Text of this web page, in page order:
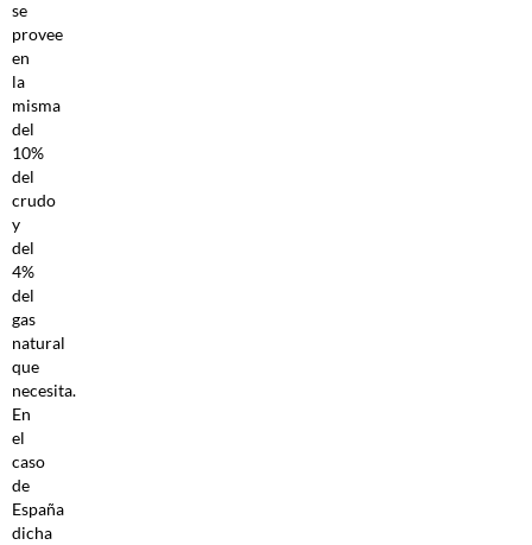
se
provee
en
la
misma
del
10%
del
crudo
y
del
4%
del
gas
natural
que
necesita.
En
el
caso
de
España
dicha